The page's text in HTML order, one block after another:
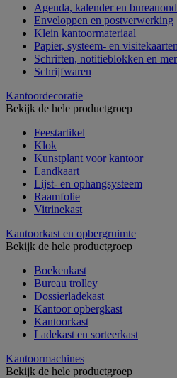
Agenda, kalender en
Enveloppen en postverwerking
Klein kantoormateriaal
Papier, systeem- en visitekaarten
Schriften, notitieblokken en
Schrijfwaren
Kantoordecoratie
Bekijk de hele productgroep
Feestartikel
Klok
Kunstplant voor kantoor
Landkaart
Lijst- en ophangsysteem
Raamfolie
Vitrinekast
Kantoorkast en opbergruimte
Bekijk de hele productgroep
Boekenkast
Bureau trolley
Dossierladekast
Kantoor opbergkast
Kantoorkast
Ladekast en sorteerkast
Kantoormachines
Bekijk de hele productgroep